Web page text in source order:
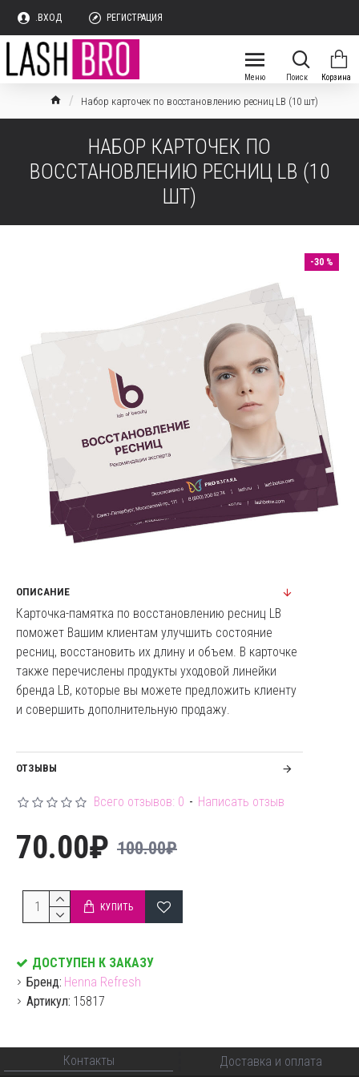
.ВХОД РЕГИСТРАЦИЯ
Набор карточек по восстановлению ресниц LB (10 шт)
НАБОР КАРТОЧЕК ПО
ВОССТАНОВЛЕНИЮ РЕСНИЦ LB (10
ШТ)
-30 %
ОПИСАНИЕ
Карточка-памятка по восстановлению ресниц LB
поможет Вашим клиентам улучшить состояние
ресниц, восстановить их длину и объем. В карточке
также перечислены продукты уходовой линейки
бренда LB, которые вы можете предложить клиенту
и совершить дополнительную продажу.
ОТЗЫВЫ
ДОСТУПЕН К ЗАКАЗУ
Бренд: Henna Refresh
Артикул: 15817
Всего отзывов: 0 - Написать отзыв
70.00₽ 100.00₽
КУПИТЬ
Контакты Доставка и оплата